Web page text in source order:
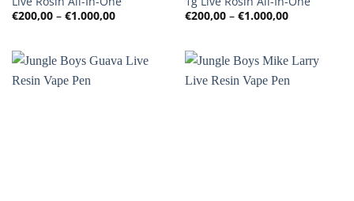
€200,00 – €1.000,00Preisspanne:
€200,00
€200,00 – €1.000,00
€200,00